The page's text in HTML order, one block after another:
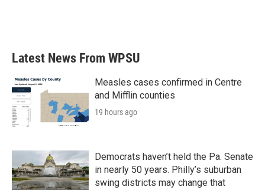
Latest News From WPSU
Measles cases confirmed in Centre
and Mifflin counties
19 hours ago
Democrats haven’t held the Pa. Senate
in nearly 50 years. Philly’s suburban
swing districts may change that